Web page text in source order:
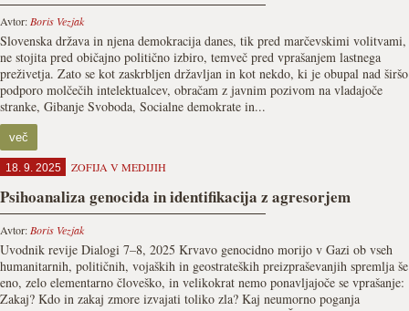
Avtor: Boris Vezjak
Slovenska država in njena demokracija danes, tik pred marčevskimi volitvami,
ne stojita pred običajno politično izbiro, temveč pred vprašanjem lastnega
preživetja. Zato se kot zaskrbljen državljan in kot nekdo, ki je obupal nad širšo
podporo molčečih intelektualcev, obračam z javnim pozivom na vladajoče
stranke, Gibanje Svoboda, Socialne demokrate in...
več
18. 9. 2025 ZOFIJA V MEDIJIH
Psihoanaliza genocida in identifikacija z agresorjem
Avtor: Boris Vezjak
Uvodnik revije Dialogi 7–8, 2025 Krvavo genocidno morijo v Gazi ob vseh
humanitarnih, političnih, vojaških in geostrateških preizpraševanjih spremlja še
eno, zelo elementarno človeško, in velikokrat nemo ponavljajoče se vprašanje:
Zakaj? Kdo in zakaj zmore izvajati toliko zla? Kaj neumorno poganja